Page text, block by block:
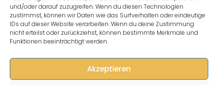
und/oder darauf zuzugreifen. Wenn du diesen Technologien
zustimmst, können wir Daten wie das Surfverhalten oder eindeutige
IDs auf dieser Website verarbeiten. Wenn du deine Zustimmung
nicht erteilst oder zurückziehst, können bestimmte Merkmale und
Funktionen beeinträchtigt werden.
Akzeptieren
Kontaktieren Sie Uns
Lagerhausstraße 15/2, 2431 Enzersdorf
info@immo-click.at